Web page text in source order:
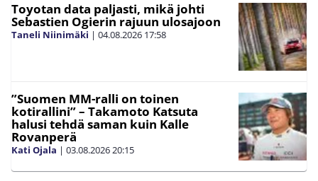
Toyotan data paljasti, mikä johti
Sebastien Ogierin rajuun ulosajoon
Taneli Niinimäki | 04.08.2026 17:58
”Suomen MM-ralli on toinen
kotirallini” – Takamoto Katsuta
halusi tehdä saman kuin Kalle
Rovanperä
Kati Ojala | 03.08.202620:15